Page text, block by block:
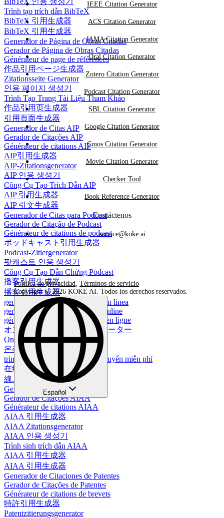
Trình tạo trích dẫn BibTeX
BibTeX 引用生成器
BibTeX 引用生成器
Generador de Página de Obras Citadas
Gerador de Página de Obras Citadas
Générateur de page de références
作品引用ページ生成器
Zitationsseite Generator
인용 페이지 생성기
Trình Tạo Trang Tài Liệu Tham Khảo
作品引用页生成器
引用頁面生成器
Generador de Citas AIP
Gerador de Citações AIP
Générateur de citations AIP
AIP引用生成器
AIP-Zitationsgenerator
AIP 인용 생성기
Công Cụ Tạo Trích Dẫn AIP
AIP 引用生成器
AIP 引文生成器
Generador de Citas para Podcast
Gerador de Citação de Podcast
Générateur de citations de podcast
ポッドキャスト引用生成器
Podcast-Zitiergenerator
팟캐스트 인용 생성기
Công Cụ Tạo Dẫn Chứng Podcast
播客引用生成器
播客引用生成器
generador de citas de imágenes en línea
gerador de citações de imagem online
générateur de citations d'images en ligne
オンライン画像引用ジェネレーター
Online-Bildzitationsgenerator
온라인 이미지 인용 생성기
trình tạo trích dẫn hình ảnh trực tuyến miễn phí
在线图像引用生成器
線上圖片引用生成器
Generador de Citas AIAA
Gerador de Citações AIAA
Générateur de citations AIAA
AIAA 引用生成器
AIAA Zitationsgenerator
AIAA 인용 생성기
Trình sinh trích dẫn AIAA
AIAA 引用生成器
AIAA 引用生成器
Generador de Citaciones de Patentes
Gerador de Citações de Patentes
Générateur de citations de brevets
特許引用生成器
Patentzitierungsgenerator
IEEE Citation Generator
ACS Citation Generator
JAMA Citation Generator
Oral Citation Generator
Zotero Citation Generator
Podcast Citation Generator
SBL Citation Generator
Google Citation Generator
Cmos Citation Generator
Movie Citation Generator
Checker Tool
Book Reference Generator
Contáctenos
service@koke.ai
Política de privacidad, Términos de servicio
Copyright © 2026 KOKE AI. Todos los derechos reservados.
Español